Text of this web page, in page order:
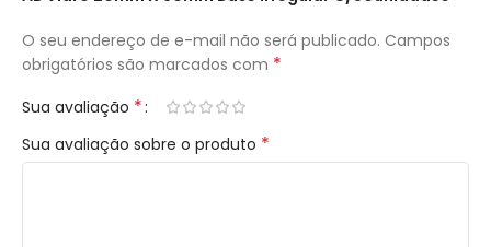
O seu endereço de e-mail não será publicado. Campos
obrigatórios são marcados com *
Sua avaliação *
Sua avaliação sobre o produto *